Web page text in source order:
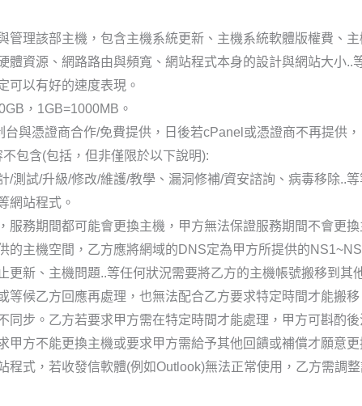
管理該部主機，包含主機系統更新、主機系統軟體版權費、
體資源、網路路由與頻寬、網站程式本身的設計與網站大小
可以有好的速度表現。
，1GB=1000MB。
與憑證商合作/免費提供，日後若cPanel或憑證商不再提供
包含(包括，但非僅限於以下說明):
/測試/升級/修改/維護/教學、漏洞修補/資安諮詢、病毒移除..
網站程式。
服務期間都可能會更換主機，甲方無法保證服務期間不會更
的主機空間，乙方應將網域的DNS定為甲方所提供的
更新、主機問題..等任何狀況需要將乙方的主機帳號搬移到
等候乙方回應再處理，也無法配合乙方要求特定時間才能搬
同步。乙方若要求甲方需在特定時間才能處理，甲方可斟酌
甲方不能更換主機或要求甲方需給予其他回饋或補償才願意
程式，若收發信軟體(例如Outlook)無法正常使用，乙方需調